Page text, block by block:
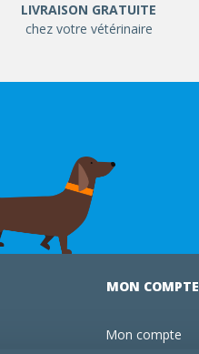
LIVRAISON GRATUITE
chez votre vétérinaire
MON COMPTE
Mon compte